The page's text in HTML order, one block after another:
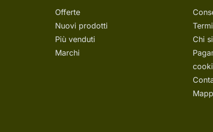
Offerte
Nuovi prodotti
Più venduti
Marchi
Chi